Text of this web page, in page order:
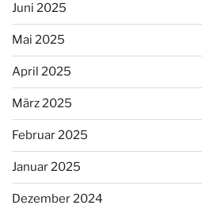
Juni 2025
Mai 2025
April 2025
März 2025
Februar 2025
Januar 2025
Dezember 2024